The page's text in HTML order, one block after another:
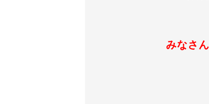
みなさ